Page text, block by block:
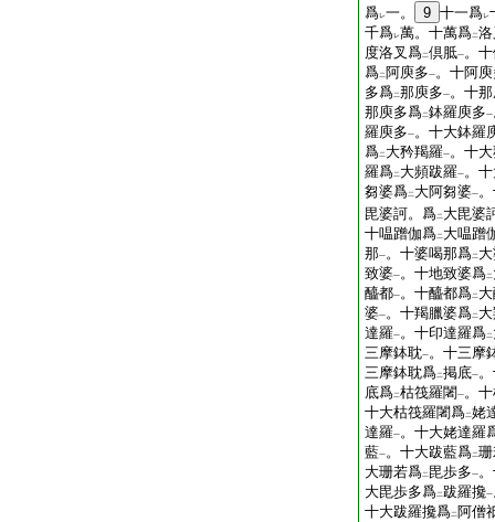
爲レ一。 9 十一爲レ
千爲レ萬。十萬爲二
度洛叉爲二倶胝一。
爲二 阿庾多一。十阿
多爲二那庾多一。十
那庾多爲二鉢羅庾多一
羅庾多一。十大鉢羅
爲二 大矜羯羅一。十
羅爲二 大頻跋羅一。
芻婆爲二 大阿芻婆一
毘婆訶。爲二 大毘婆
十嗢蹭伽爲二 大嗢蹭
那一。十婆喝那爲二
致婆一。十地致婆爲二
醯都一。十醯都爲二
婆一。十羯臘婆爲二
達羅一。十印達羅爲二
三摩鉢耽一。十三摩
三摩鉢耽爲二掲底一
底爲二枯筏羅闍一。
十大枯筏羅闍爲二姥
達羅一。十大姥達羅
藍一。十大跋藍爲二
大珊若爲二 毘歩多一
大毘歩多爲二跋羅攙一
十大跋羅攙爲二 阿僧